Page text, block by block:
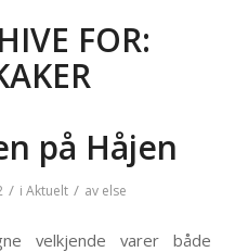
FOR:
på Håjen
/ i Aktuelt / av else
velkjende varer både